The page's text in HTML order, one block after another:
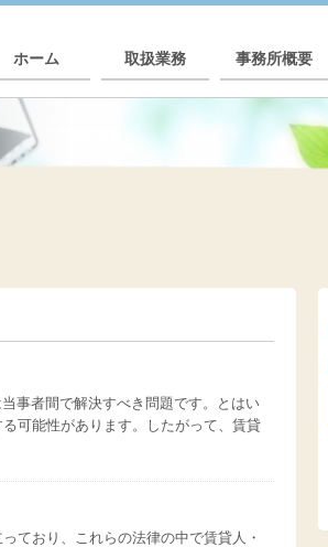
ホーム 取扱業務 事務所概要
事者間で解決すべき問題です。とはい
可能性があります。したがって、賃貸
ており、これらの法律の中で賃貸人・